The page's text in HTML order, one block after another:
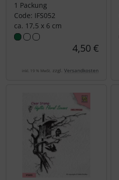
1 Packung
Code: IFS052
ca. 17,5 x 6 cm
4,50 €
inkl. 19 % MwSt. zzgl. Versandkosten